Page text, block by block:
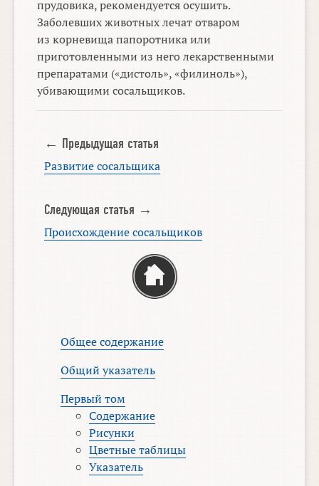
прудовика, рекомендуется осушить.
Заболевших животных лечат отваром
из корневища папоротника или
приготовленными из него лекарственными
препаратами («дистоль», «филиноль»),
убивающими сосальщиков.
← Предыдущая статья
Развитие сосальщика
Следующая статья →
Происхождение сосальщиков
Общее содержание
Общий указатель
Первый том
Содержание
Рисунки
Цветные таблицы
Указатель